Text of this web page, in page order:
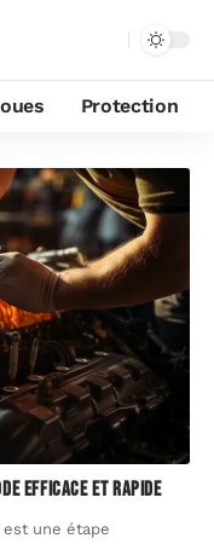
Protection
efficace et rapide
une étape